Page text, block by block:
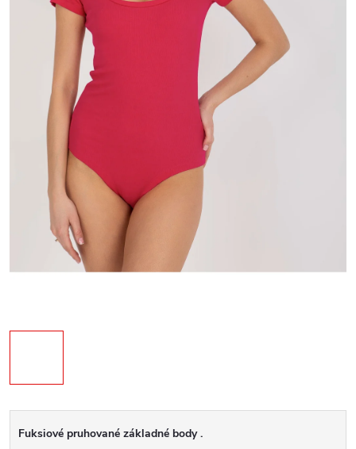
Fuksiové pruhované základné body .